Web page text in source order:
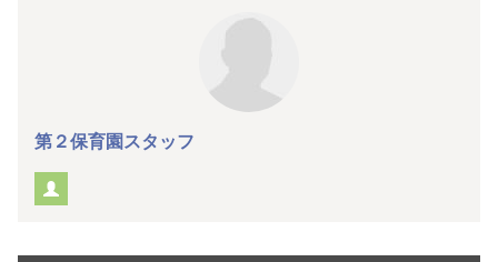
第２保育園スタッフ